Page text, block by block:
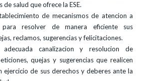
de salud que ofrece la ESE.
de mecanismos de atencion a
resolver de manera eficiente sus
reclamos, sugerencias y felicitaciones.
canalizacion y resolucion de
quejas y sugerencias que realicen
ejercicio de sus derechos y deberes ante la